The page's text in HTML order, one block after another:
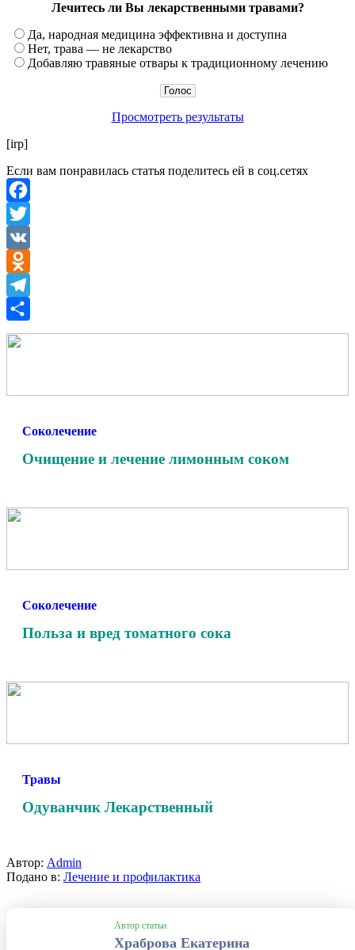
Лечитесь ли Вы лекарственными травами?
Да, народная медицина эффективна и доступна
Нет, трава — не лекарство
Добавляю травяные отвары к традиционному лечению
Просмотреть результаты
[irp]
Если вам понравилась статья поделитесь ей в соц.сетях
Facebook
Twitter
VK
Odnoklassniki
Telegram
Отправить
Соколечение
Очищение и лечение лимонным соком
Соколечение
Польза и вред томатного сока
Травы
Одуванчик Лекарственный
Автор: Admin
Подано в: Лечение и профилактика
Автор статьи
Храброва Екатерина